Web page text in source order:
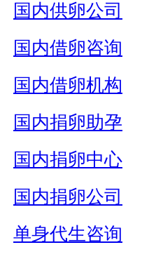
国内供卵公司
国内借卵咨询
国内借卵机构
国内捐卵助孕
国内捐卵中心
国内捐卵公司
单身代生咨询